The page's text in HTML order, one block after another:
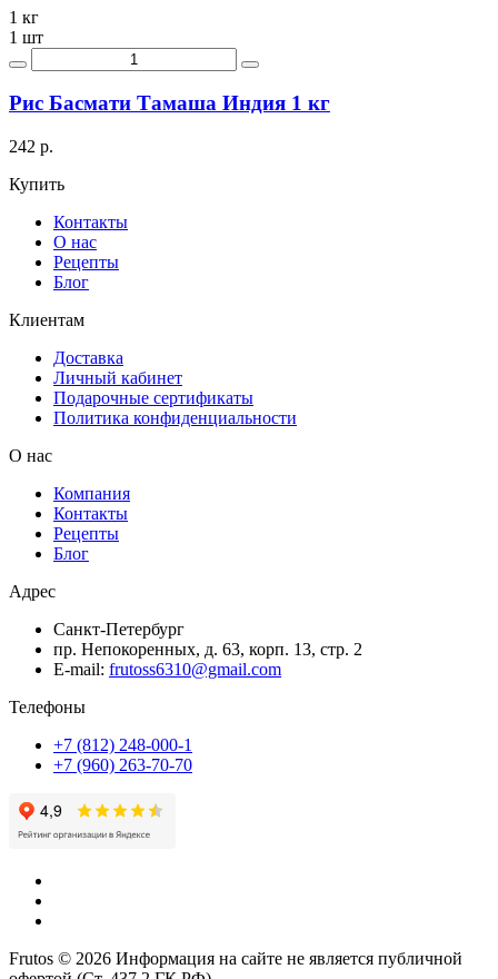
1 кг
1 шт
Рис Басмати Тамаша Индия 1 кг
242 р.
Купить
Контакты
О нас
Рецепты
Блог
Клиентам
Доставка
Личный кабинет
Подарочные сертификаты
Политика конфиденциальности
О нас
Компания
Контакты
Рецепты
Блог
Адрес
Санкт-Петербург
пр. Непокоренных, д. 63, корп. 13, стр. 2
E-mail: frutoss6310@gmail.com
Телефоны
+7 (812) 248-000-1
+7 (960) 263-70-70
Frutos © 2026 Информация на сайте не является публичной